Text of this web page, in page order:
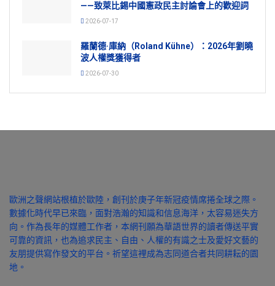
——致萊比錫中國憲政民主討論會上的歡迎詞
2026-07-17
羅蘭德·庫納（Roland Kühne）：2026年劉曉
波人權獎獲得者
2026-07-30
歐洲之聲網站根植於歐陸，創刊於庚子年新冠疫情席捲全球之際。
數據化時代早已來臨，面對浩瀚的知識和信息海洋，太容易迷失方
向。作為長年的媒體工作者，本網刊願為華語世界的讀者傳送平實
可靠的資訊，也為追求民主、自由、人權的有識之士及愛好文藝的
友朋提供寫作發文的平台。祈望這裡成為志同道合者共同耕耘的園
地。